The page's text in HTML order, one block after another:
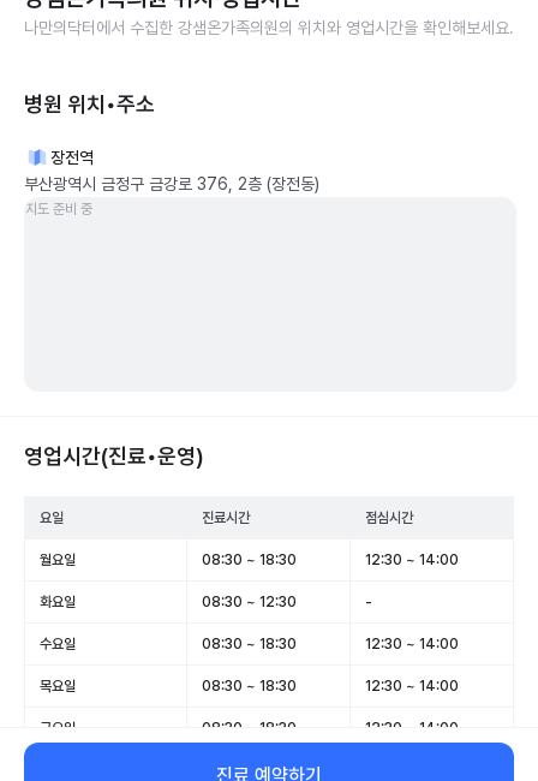
나만의닥터에서 수집한 강샘온가족의원의 위치와 영업시간을 확인해보세요.
병원 위치•주소
장전역
부산광역시 금정구 금강로 376, 2층 (장전동)
지도 준비 중
영업시간(진료•운영)
요일 진료시간 점심시간
월요일 08:30 ~ 18:30 12:30 ~ 14:00
화요일 08:30 ~ 12:30 -
수요일 08:30 ~ 18:30 12:30 ~ 14:00
목요일 08:30 ~ 18:30 12:30 ~ 14:00
금요일 08:30 ~ 18:30 12:30 ~ 14:00
08:30 ~ 12:30
진료 예약하기